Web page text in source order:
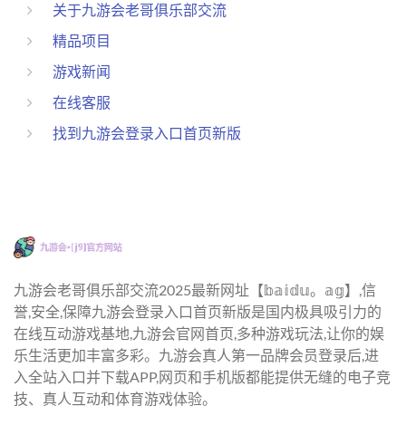
关于九游会老哥俱乐部交流
精品项目
游戏新闻
在线客服
找到九游会登录入口首页新版
九游会老哥俱乐部交流2025最新网址【𝕓𝕒𝕚𝕕𝕦。𝕒𝕘】,信
誉,安全,保障九游会登录入口首页新版是国内极具吸引力的
在线互动游戏基地,九游会官网首页,多种游戏玩法,让你的娱
乐生活更加丰富多彩。九游会真人第一品牌会员登录后,进
入全站入口并下载APP,网页和手机版都能提供无缝的电子竞
技、真人互动和体育游戏体验。